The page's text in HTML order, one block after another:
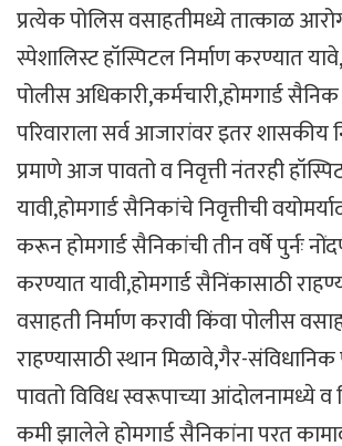
प्रत्येक पोलिस वसाहतीमध्ये तात्काळ
स्पेशालिस्ट हॉस्पिटल निर्माण करण्यात
पोलीस अधिकारी,कर्मचारी,होमगार्ड सैनिक
परिवाराला सर्व आजारांवर इतर
प्रमाणे आज पावतो व निवृत्ती नंतरही
यावी,होमगार्ड सैनिकांचे निवृत्तीची
करून होमगार्ड सैनिकांची तीन वर्षे पुर्नः
करण्यात यावी,होमगार्ड सैनिंकासाठी
वसाहती निर्माण करावी किंवा पोलीस
राहण्यासाठी स्थान मिळावे,गैर-
पावतो विविध स्वरूपाच्या आंदोलनामध्ये व
कमी झालेले होमगार्ड सैनिकांना परत